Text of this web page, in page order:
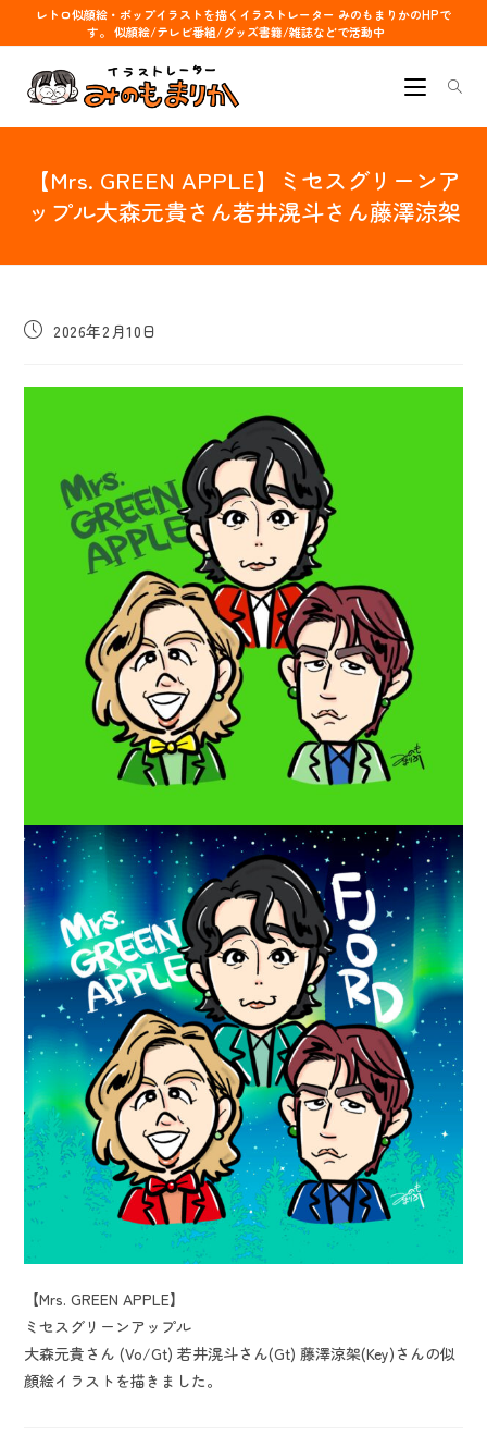
レトロ似顔絵・ポップイラストを描くイラストレーター みのもまりかのHPで
す。 似顔絵/テレビ番組/グッズ書籍/雑誌などで活動中
【Mrs. GREEN APPLE】ミセスグリーンア
ップル大森元貴さん若井滉斗さん藤澤涼架
投
開
2026年2月10日
【Mrs. GREEN APPLE】
ミセスグリーンアップル
大森元貴さん (Vo/Gt) 若井滉斗さん(Gt) 藤澤涼架(Key)さんの似
顔絵イラストを描きました。